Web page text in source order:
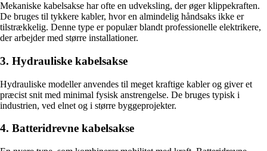
Mekaniske kabelsakse har ofte en udveksling, der øger klippekraften.
De bruges til tykkere kabler, hvor en almindelig håndsaks ikke er
tilstrækkelig. Denne type er populær blandt professionelle elektrikere,
der arbejder med større installationer.
3. Hydrauliske kabelsakse
Hydrauliske modeller anvendes til meget kraftige kabler og giver et
præcist snit med minimal fysisk anstrengelse. De bruges typisk i
industrien, ved elnet og i større byggeprojekter.
4. Batteridrevne kabelsakse